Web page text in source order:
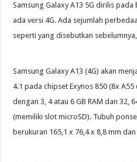
Samsung Galaxy A13 5G dirilis
ada versi 4G. Ada sejumlah
seperti yang disebutkan
Samsung Galaxy A13 (4G) akan
4.1 pada chipset Exynos 850 (8x A55
dengan 3, 4 atau 6 GB RAM dan 32,
(memiliki slot microSD). Tubuh
berukuran 165,1 x 76,4 x 8,8 mm